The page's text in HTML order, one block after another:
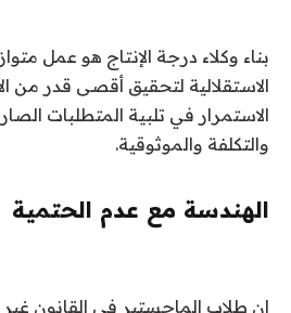
بناء وكلاء درجة الإنتاج هو عمل
الاستقلالية لتحقيق أقصى قدر من
الاستمرار في تلبية المتطلبات
والتكلفة والموثوقية.
الهندسة مع عدم الحتمية
إن طلاب الماجستير في القانون